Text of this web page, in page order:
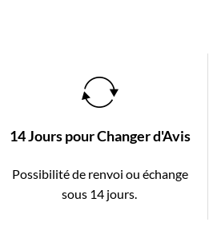
14 Jours pour Changer d'Avis
Possibilité de renvoi ou échange
sous 14 jours.